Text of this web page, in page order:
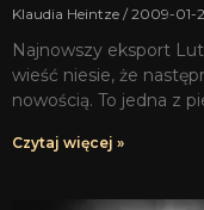
Klaudia Heintze 2009-01-
Najnowszy eksport
wieść niesie, że
nowością. To jedna z
Czytaj więcej »